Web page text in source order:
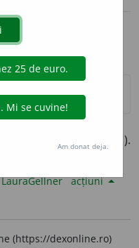
a vorbi).
Cu afabilitate.
LauraGellner acțiuni
(https://dexonline.ro)
Am donat deja.